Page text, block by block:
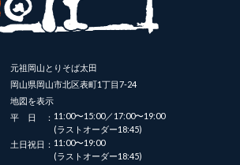
元祖岡山とりそば太田
岡山県岡山市北区表町1丁目7-24
地図を表示
平日： 11:00〜15:00／17:00〜19:00
(ラストオーダー18:45)
土日祝日： 11:00〜19:00
(ラストオーダー18:45)